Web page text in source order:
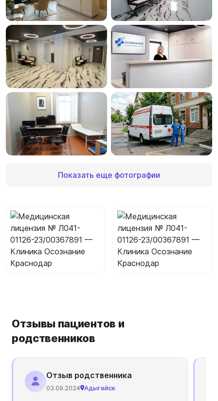
Показать еще фотографии
Отзывы пациентов и
родственников
Отзыв родственника
03.09.2024 Адыгейск